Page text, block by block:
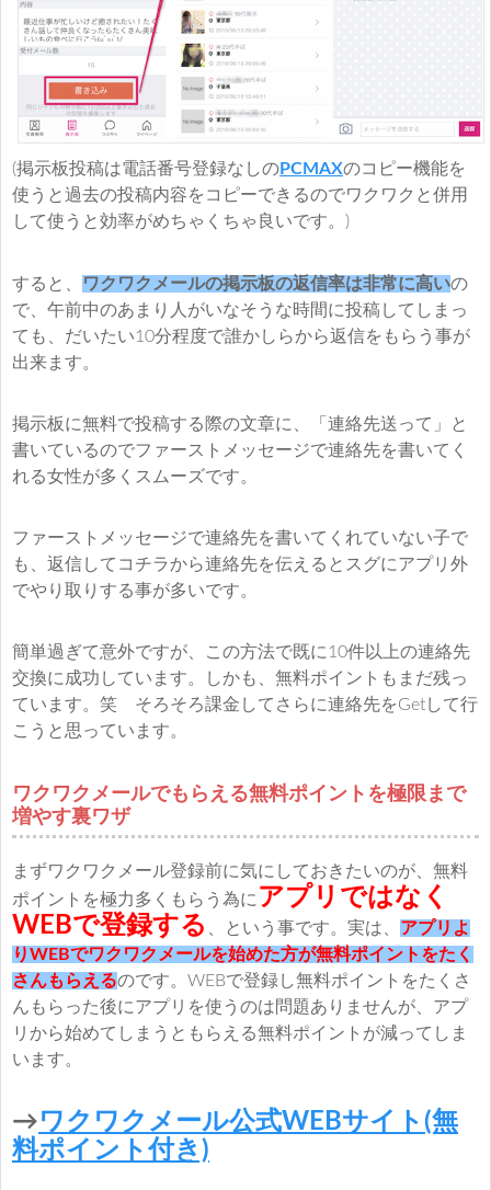
(掲示板投稿は電話番号登録なしのPCMAXのコピー機能を
使うと過去の投稿内容をコピーできるのでワクワクと併用
して使うと効率がめちゃくちゃ良いです。)
すると、 ワクワクメールの掲示板の返信率は非常に高いの
で、午前中のあまり人がいなそうな時間に投稿してしまっ
ても、だいたい10分程度で誰かしらから返信をもらう事が
出来ます。
掲示板に無料で投稿する際の文章に、「連絡先送って」と
書いているのでファーストメッセージで連絡先を書いてく
れる女性が多くスムーズです。
ファーストメッセージで連絡先を書いてくれていない子で
も、返信してコチラから連絡先を伝えるとスグにアプリ外
でやり取りする事が多いです。
簡単過ぎて意外ですが、この方法で既に10件以上の連絡先
交換に成功しています。しかも、無料ポイントもまだ残っ
ています。笑 そろそろ課金してさらに連絡先をGetして行
こうと思っています。
ワクワクメールでもらえる無料ポイントを極限まで
増やす裏ワザ
まずワクワクメール登録前に気にしておきたいのが、無料
ポイントを極力多くもらう為にアプリではなく
WEBで登録する 、という事です。実は、 アプリよ
りWEBでワクワクメールを始めた方が無料ポイントをたく
さんもらえるのです。WEBで登録し無料ポイントをたくさ
んもらった後にアプリを使うのは問題ありませんが、アプ
リから始めてしまうともらえる無料ポイントが減ってしま
います。
→ワクワクメール公式WEBサイト(無
料ポイント付き)